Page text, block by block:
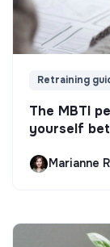
Retraining
The MBTI
yourself
Marianne